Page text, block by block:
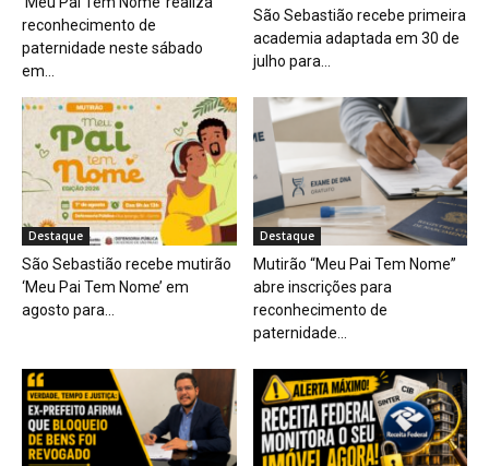
reconhecimento de
paternidade neste sábado
em...
São Sebastião recebe primeira
academia adaptada em 30 de
julho para...
Destaque
São Sebastião recebe mutirão
‘Meu Pai Tem Nome’ em
agosto para...
Destaque
Mutirão “Meu Pai Tem Nome”
abre inscrições para
reconhecimento de
paternidade...